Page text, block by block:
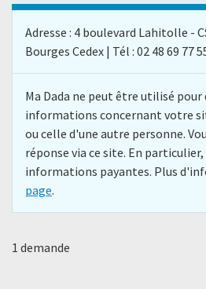
Adresse : 4 boulevard Lahitolle -
Bourges Cedex | Tél : 02 48 69 77
Ma Dada ne peut être utilisé pour
informations concernant votre
ou celle d'une autre personne.
réponse via ce site. En
informations payantes. Plus
page.
1 demande